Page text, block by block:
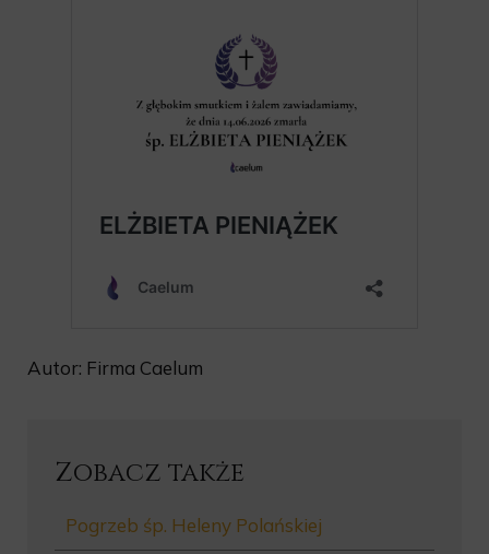
Autor: Firma Caelum
Zobacz także
Pogrzeb śp. Heleny Polańskiej